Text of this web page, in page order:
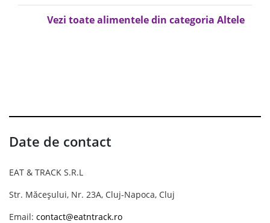
Vezi toate alimentele din categoria Altele
Date de contact
EAT & TRACK S.R.L
Str. Măceșului, Nr. 23A, Cluj-Napoca, Cluj
Email: contact@eatntrack.ro